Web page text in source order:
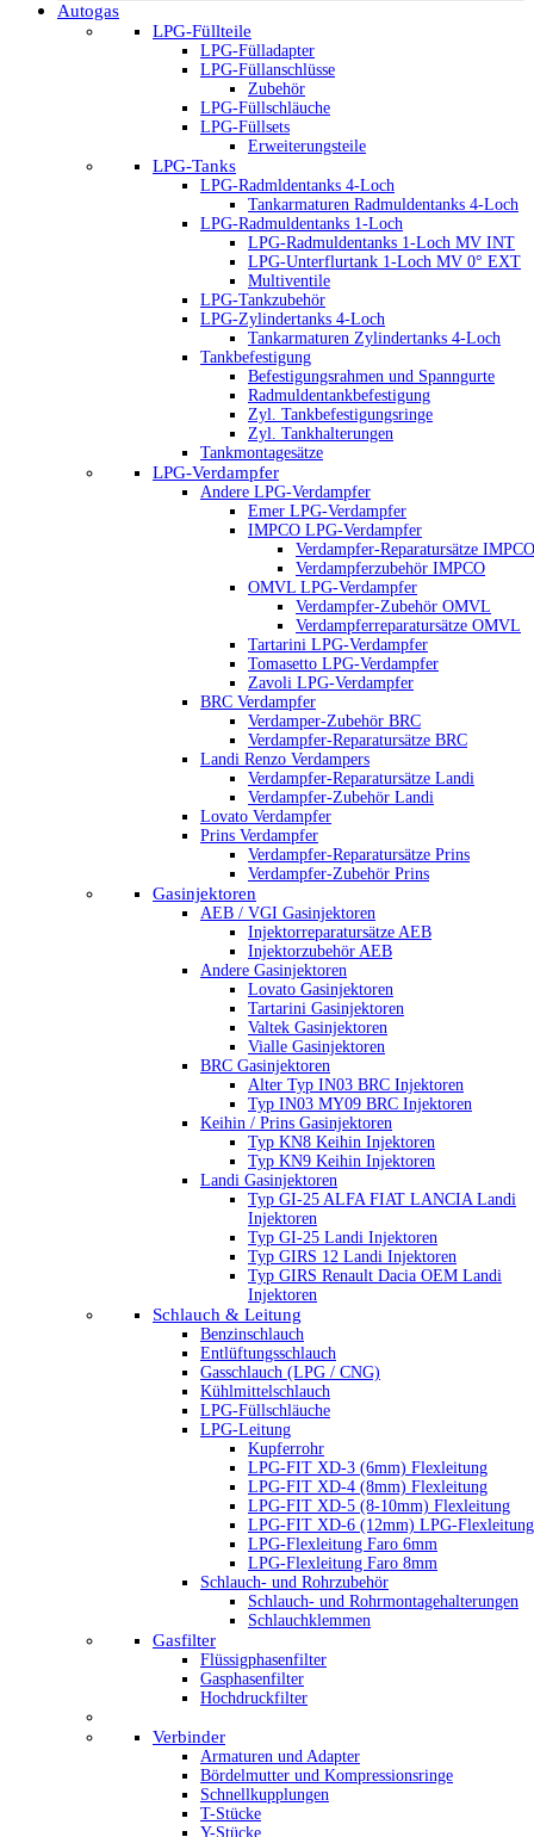
Autogas
LPG-Füllteile
LPG-Fülladapter
LPG-Füllanschlüsse
Zubehör
LPG-Füllschläuche
LPG-Füllsets
Erweiterungsteile
LPG-Tanks
LPG-Radmldentanks 4-Loch
Tankarmaturen Radmuldentanks 4-Loch
LPG-Radmuldentanks 1-Loch
LPG-Radmuldentanks 1-Loch MV INT
LPG-Unterflurtank 1-Loch MV 0° EXT
Multiventile
LPG-Tankzubehör
LPG-Zylindertanks 4-Loch
Tankarmaturen Zylindertanks 4-Loch
Tankbefestigung
Befestigungsrahmen und Spanngurte
Radmuldentankbefestigung
Zyl. Tankbefestigungsringe
Zyl. Tankhalterungen
Tankmontagesätze
LPG-Verdampfer
Andere LPG-Verdampfer
Emer LPG-Verdampfer
IMPCO LPG-Verdampfer
Verdampfer-Reparatursätze IMPCO
Verdampferzubehör IMPCO
OMVL LPG-Verdampfer
Verdampfer-Zubehör OMVL
Verdampferreparatursätze OMVL
Tartarini LPG-Verdampfer
Tomasetto LPG-Verdampfer
Zavoli LPG-Verdampfer
BRC Verdampfer
Verdamper-Zubehör BRC
Verdampfer-Reparatursätze BRC
Landi Renzo Verdampers
Verdampfer-Reparatursätze Landi
Verdampfer-Zubehör Landi
Lovato Verdampfer
Prins Verdampfer
Verdampfer-Reparatursätze Prins
Verdampfer-Zubehör Prins
Gasinjektoren
AEB / VGI Gasinjektoren
Injektorreparatursätze AEB
Injektorzubehör AEB
Andere Gasinjektoren
Lovato Gasinjektoren
Tartarini Gasinjektoren
Valtek Gasinjektoren
Vialle Gasinjektoren
BRC Gasinjektoren
Alter Typ IN03 BRC Injektoren
Typ IN03 MY09 BRC Injektoren
Keihin / Prins Gasinjektoren
Typ KN8 Keihin Injektoren
Typ KN9 Keihin Injektoren
Landi Gasinjektoren
Typ GI-25 ALFA FIAT LANCIA Landi
Injektoren
Typ GI-25 Landi Injektoren
Typ GIRS 12 Landi Injektoren
Typ GIRS Renault Dacia OEM Landi
Injektoren
Schlauch & Leitung
Benzinschlauch
Entlüftungsschlauch
Gasschlauch (LPG / CNG)
Kühlmittelschlauch
LPG-Füllschläuche
LPG-Leitung
Kupferrohr
LPG-FIT XD-3 (6mm) Flexleitung
LPG-FIT XD-4 (8mm) Flexleitung
LPG-FIT XD-5 (8-10mm) Flexleitung
LPG-FIT XD-6 (12mm) LPG-Flexleitung
LPG-Flexleitung Faro 6mm
LPG-Flexleitung Faro 8mm
Schlauch- und Rohrzubehör
Schlauch- und Rohrmontagehalterungen
Schlauchklemmen
Gasfilter
Flüssigphasenfilter
Gasphasenfilter
Hochdruckfilter
Verbinder
Armaturen und Adapter
Bördelmutter und Kompressionsringe
Schnellkupplungen
T-Stücke
Y-Stücke